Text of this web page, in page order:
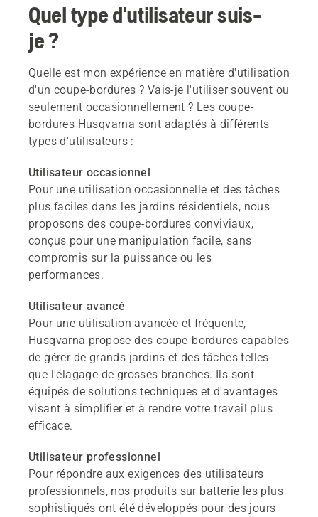
Quel type d'utilisateur suis-
je ?
Quelle est mon expérience en matière d'utilisation
d'un coupe-bordures ? Vais-je l'utiliser souvent ou
seulement occasionnellement ? Les coupe-
bordures Husqvarna sont adaptés à différents
types d'utilisateurs :
Utilisateur occasionnel
Pour une utilisation occasionnelle et des tâches
plus faciles dans les jardins résidentiels, nous
proposons des coupe-bordures conviviaux,
conçus pour une manipulation facile, sans
compromis sur la puissance ou les
performances.
Utilisateur avancé
Pour une utilisation avancée et fréquente,
Husqvarna propose des coupe-bordures capables
de gérer de grands jardins et des tâches telles
que l'élagage de grosses branches. Ils sont
équipés de solutions techniques et d'avantages
visant à simplifier et à rendre votre travail plus
efficace.
Utilisateur professionnel
Pour répondre aux exigences des utilisateurs
professionnels, nos produits sur batterie les plus
sophistiqués ont été développés pour des jours